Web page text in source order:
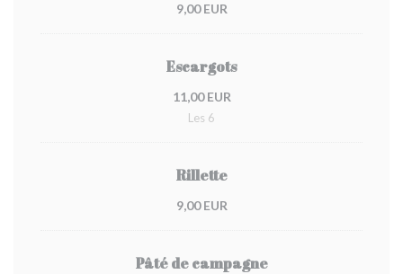
9,00 EUR
Escargots
11,00 EUR
Les 6
Rillette
9,00 EUR
Pâté de campagne